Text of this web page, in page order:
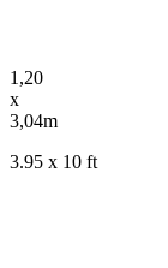
1,20
x
3,04m
3.95 x 10 ft